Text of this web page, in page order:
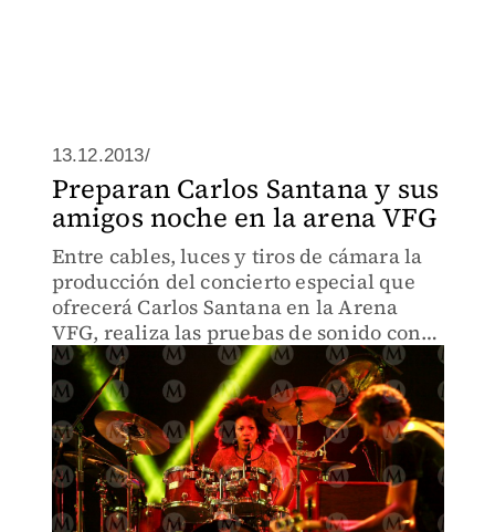
13.12.2013/
Preparan Carlos Santana y sus
amigos noche en la arena VFG
Entre cables, luces y tiros de cámara la
producción del concierto especial que
ofrecerá Carlos Santana en la Arena
VFG, realiza las pruebas de sonido con
los artistas invitados que estarán
mañana en el show como Juanes y Diego
Torres.